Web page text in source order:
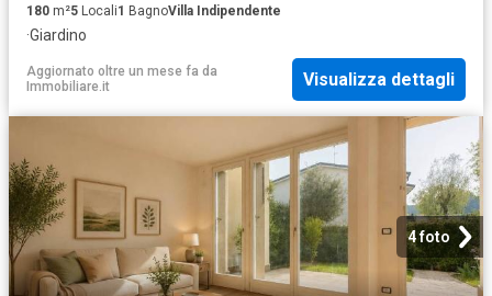
180 m²5 Locali1 BagnoVilla Indipendente
·Giardino
Aggiornato oltre un mese fa da
Immobiliare.it
Visualizza dettagli
4 foto